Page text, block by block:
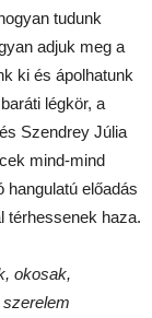
tudunk
adjuk meg a
ki és ápolhatunk
légkör, a
Szendrey Júlia
mind-mind
hangulatú előadás
térhessenek haza.
okosak,